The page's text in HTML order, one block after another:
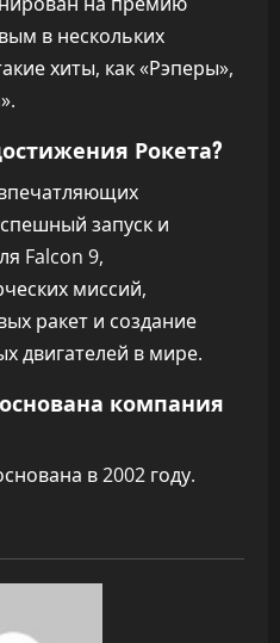
в нескольких
хиты, как «Рэперы»,
Рокета?
запуск и
Falcon 9,
миссий,
ракет и создание
двигателей в мире.
компания
в 2002 году.